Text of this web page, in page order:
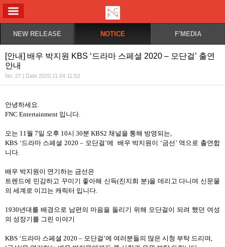
NEW RELEASE NOTICE F'MEDIA
[안내] 배우 박지원 KBS ‘드라마 스페셜 2020 – 모단걸’ 출연
안내
No. 27 | Date 2020.11.04 11:53
안녕하세요.
FNC Entertainment 입니다.
오는 11월 7일 오후 10시 30분 KBS2 채널을 통해 방영되는,
KBS ‘드라마 스페셜 2020 – 모단걸 ’에 배우 박지원이 ‘금선’ 역으로 출연합
니다.
배우 박지원이 연기하는 금선은
트렌드에 민감하고 꾸미기 좋아해 신득(진지희 분)을 데리고 다니며 신문물
의 세계로 이끄는 캐릭터 입니다.
1930년대를 배경으로 남편의 마음을 돌리기 위해 모단걸이 되려 했던 여성
의 성장기를 그린 이야기
KBS ‘드라마 스페셜 2020 – 모단걸 ’에 여러분들의 많은 시청 부탁 드리며,